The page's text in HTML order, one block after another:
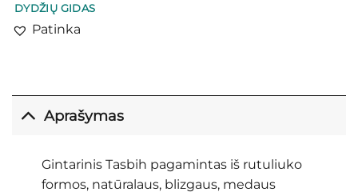
DYDŽIŲ GIDAS
Patinka
Aprašymas
Gintarinis Tasbih pagamintas iš rutuliuko
formos, natūralaus, blizgaus, medaus